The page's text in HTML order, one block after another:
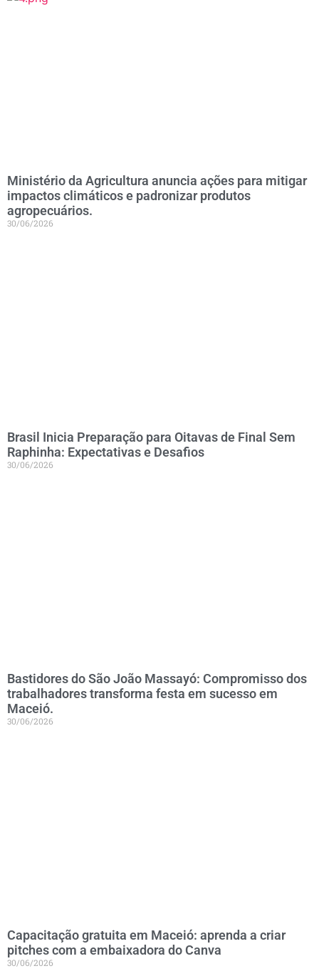
Ministério da Agricultura anuncia ações para mitigar
impactos climáticos e padronizar produtos
agropecuários.
30/06/2026
Brasil Inicia Preparação para Oitavas de Final Sem
Raphinha: Expectativas e Desafios
30/06/2026
Bastidores do São João Massayó: Compromisso dos
trabalhadores transforma festa em sucesso em
Maceió.
30/06/2026
Capacitação gratuita em Maceió: aprenda a criar
pitches com a embaixadora do Canva
30/06/2026